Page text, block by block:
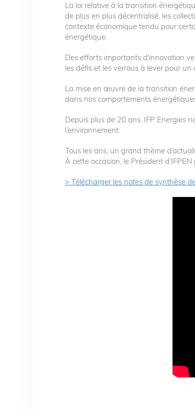
La loi relative à la transition
de plus en plus décentralisé, les
contexte économique tendu pour
énergétique.
Des efforts importants d'innovation
les défis et les verrous à lever pour
La mise en œuvre de la transition
dans nos comportements
Depuis plus de 20 ans, IFP Energies
l’environnement.
Tous les ans, un grand thème
À cette occasion, le Président
> Télécharger les notes de synthèse